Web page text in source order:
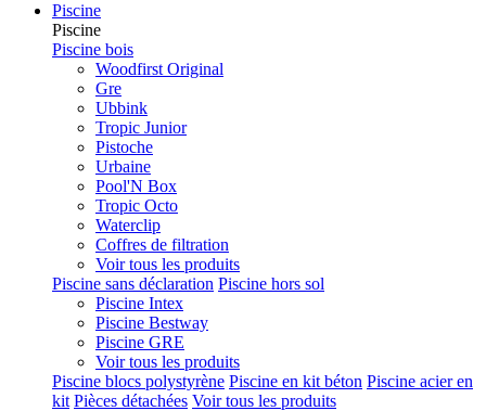
Piscine
Piscine
Piscine bois
Woodfirst Original
Gre
Ubbink
Tropic Junior
Pistoche
Urbaine
Pool'N Box
Tropic Octo
Waterclip
Coffres de filtration
Voir tous les produits
Piscine sans déclaration Piscine hors sol
Piscine Intex
Piscine Bestway
Piscine GRE
Voir tous les produits
Piscine blocs polystyrène Piscine en kit béton Piscine acier en
kit Pièces détachées Voir tous les produits